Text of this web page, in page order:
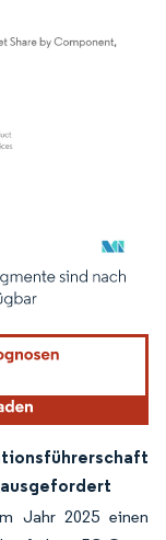
Namensnennung
Jahr 2025 einen